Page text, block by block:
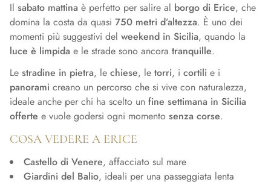
Il sabato mattina è perfetto per salire al borgo di Erice, che
domina la costa da quasi 750 metri d’altezza. È uno dei
momenti più suggestivi del weekend in Sicilia, quando la
luce è limpida e le strade sono ancora tranquille.
Le stradine in pietra, le chiese, le torri, i cortili e i
panorami creano un percorso che si vive con naturalezza,
ideale anche per chi ha scelto un fine settimana in Sicilia
offerte e vuole godersi ogni momento senza corse.
COSA VEDERE A ERICE
Castello di Venere, affacciato sul mare
Giardini del Balio, ideali per una passeggiata lenta